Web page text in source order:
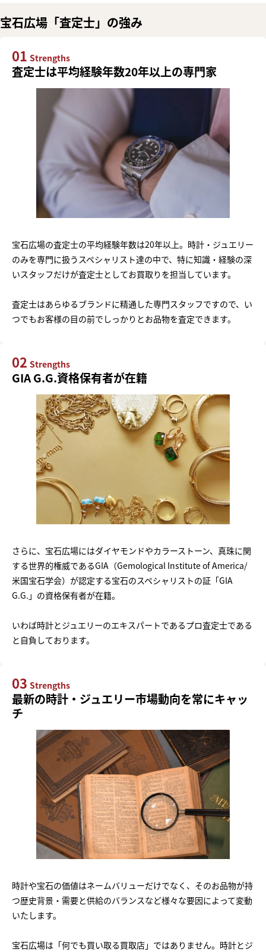
宝石広場「査定士」の強み
01 Strengths
査定士は平均経験年数20年以上の専門家
宝石広場の査定士の平均経験年数は20年以上。時計・ジュエリー
のみを専門に扱うスペシャリスト達の中で、特に知識・経験の深
いスタッフだけが査定士としてお買取りを担当しています。
査定士はあらゆるブランドに精通した専門スタッフですので、い
つでもお客様の目の前でしっかりとお品物を査定できます。
02 Strengths
GIA G.G.資格保有者が在籍
さらに、宝石広場にはダイヤモンドやカラーストーン、真珠に関
する世界的権威であるGIA（Gemological Institute of America/
米国宝石学会）が認定する宝石のスペシャリストの証「GIA
G.G.」の資格保有者が在籍。
いわば時計とジュエリーのエキスパートであるプロ査定士である
と自負しております。
03 Strengths
最新の時計・ジュエリー市場動向を常にキャッ
チ
時計や宝石の価値はネームバリューだけでなく、そのお品物が持
つ歴史背景・需要と供給のバランスなど様々な要因によって変動
いたします。
宝石広場は「何でも買い取る買取店」ではありません。時計とジ